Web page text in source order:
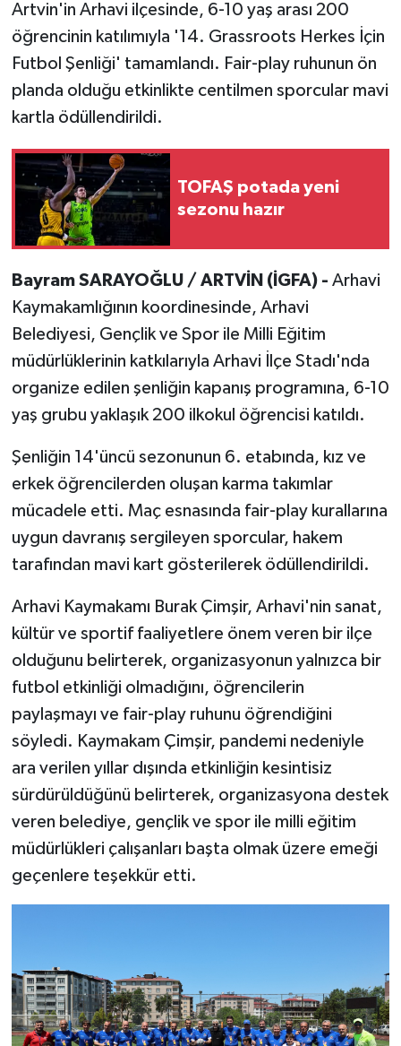
Artvin'in Arhavi ilçesinde, 6-10 yaş arası 200
öğrencinin katılımıyla '14. Grassroots Herkes İçin
Futbol Şenliği' tamamlandı. Fair-play ruhunun ön
planda olduğu etkinlikte centilmen sporcular mavi
kartla ödüllendirildi.
TOFAŞ potada yeni
sezonu hazır
Bayram SARAYOĞLU / ARTVİN (İGFA) - Arhavi
Kaymakamlığının koordinesinde, Arhavi
Belediyesi, Gençlik ve Spor ile Milli Eğitim
müdürlüklerinin katkılarıyla Arhavi İlçe Stadı'nda
organize edilen şenliğin kapanış programına, 6-10
yaş grubu yaklaşık 200 ilkokul öğrencisi katıldı.
Şenliğin 14'üncü sezonunun 6. etabında, kız ve
erkek öğrencilerden oluşan karma takımlar
mücadele etti. Maç esnasında fair-play kurallarına
uygun davranış sergileyen sporcular, hakem
tarafından mavi kart gösterilerek ödüllendirildi.
Arhavi Kaymakamı Burak Çimşir, Arhavi'nin sanat,
kültür ve sportif faaliyetlere önem veren bir ilçe
olduğunu belirterek, organizasyonun yalnızca bir
futbol etkinliği olmadığını, öğrencilerin
paylaşmayı ve fair-play ruhunu öğrendiğini
söyledi. Kaymakam Çimşir, pandemi nedeniyle
ara verilen yıllar dışında etkinliğin kesintisiz
sürdürüldüğünü belirterek, organizasyona destek
veren belediye, gençlik ve spor ile milli eğitim
müdürlükleri çalışanları başta olmak üzere emeği
geçenlere teşekkür etti.